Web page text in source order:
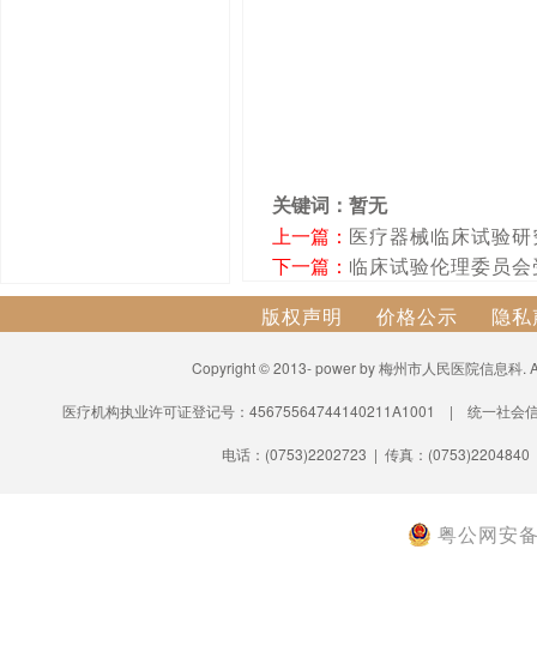
关键词：暂无
上一篇： 医疗器械临床试验
下一篇： 临床试验伦理委员
版权声明
价格公示 隐
Copyright © 2013- power by 梅州市人民医院信息科
医疗机构执业许可证登记号：45675564744140211A1001 | 统一社会
电话：(0753)2202723 | 传真：
粤公网安